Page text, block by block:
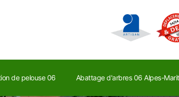
de pelouse 06 Abattage d'arbres 06 Alpes-